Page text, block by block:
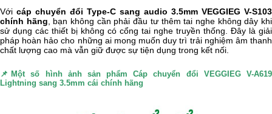
Với cáp chuyển đổi Type-C sang audio 3.5mm VEGGIEG V-S103
chính hãng , bạn không cần phải đầu tư thêm tai nghe không dây khi
sử dụng các thiết bị không có cổng tai nghe truyền thống. Đây là giải
pháp hoàn hảo cho những ai mong muốn duy trì trải nghiệm âm thanh
chất lượng cao mà vẫn giữ được sự tiện dụng trong kết nối.
📌Một số hình ảnh sản phẩmCáp chuyển đổi VEGGIEG V-A619
Lightning sang 3.5mm cái chính hãng